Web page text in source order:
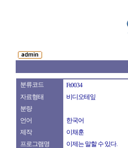
분류코드
Ft0034
자료형태
비디오테잎
분량
언어
한국어
제작
이채훈
프로그램명
이제는 말할 수 있다.